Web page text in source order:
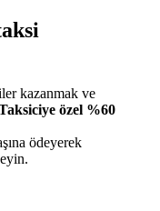
kazanmak ve
özel %60
ödeyerek